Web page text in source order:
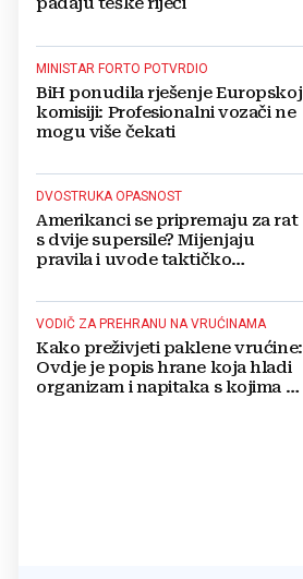
MINISTAR FORTO POTVRDIO
BiH ponudila rješenje Europskoj
komisiji: Profesionalni vozači ne
mogu više čekati
DVOSTRUKA OPASNOST
Amerikanci se pripremaju za rat
s dvije supersile? Mijenjaju
pravila i uvode taktičko
VODIČ ZA PREHRANU NA VRUĆINAMA
Kako preživjeti paklene vrućine:
Ovdje je popis hrane koja hladi
organizam i napitaka s kojima si